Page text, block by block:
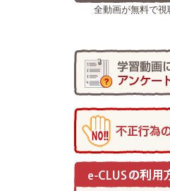
全動画が無料で視